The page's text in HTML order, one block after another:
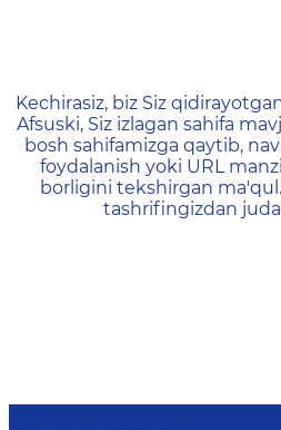
404 —
Kechirasiz, biz Siz
Afsuski, Siz izlagan sahifa
bosh sahifamizga qaytib,
foydalanish yoki URL
borligini tekshirgan
tashrifingizdan